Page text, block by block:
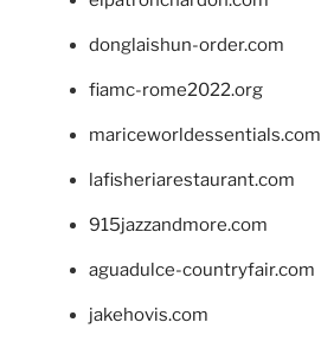
donglaishun-order.com
fiamc-rome2022.org
mariceworldessentials.com
lafisheriarestaurant.com
915jazzandmore.com
aguadulce-countryfair.com
jakehovis.com